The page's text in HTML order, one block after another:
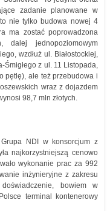
zadanie planowane w
nie tylko budowa nowej 4
ma zostać poprowadzona
dalej jednopoziomowym
wzdłuż ul. Białostockiej,
z ul. 11 Listopada,
pętlę), ale też przebudowa i
wraz z dojazdem
98,7 mln złotych.
NDI w konsorcjum z
najkorzystniejszą cenowo
wykonanie prac za 992
inżynieryjne z zakresu
bowiem w
terminal kontenerowy